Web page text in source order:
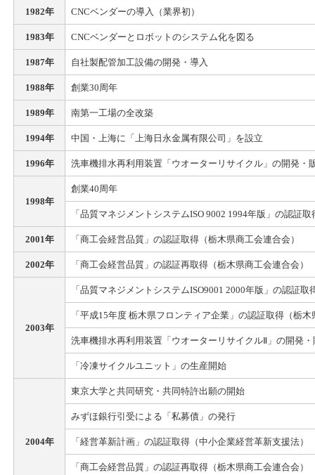
1982年 CNCベンダーの導入（業界初）
1983年 CNCベンダーとロボットのシステム化を図る
1987年 自社製配管加工設備の開発・導入
1988年 創業30周年
1989年 南第一工場の全改築
1994年 中国・上海に「上海日永金属有限公司」を設立
1996年 洗車機排水再利用装置「ウオーターリサイクル」の開発・
1998年
創業40周年
「品質マネジメントシステムISO 9002 1994年版」の認証取
2001年 「商工会経営品質」の認証取得（栃木県商工会連合会）
2002年 「商工会経営品質」の認証再取得（栃木県商工会連合会）
2003年
「品質マネジメントシステムISO9001 2000年版」の認証取
「平成15年度 栃木県フロンティア企業」の認証取得（栃
洗車機排水再利用装置「ウオーターリサイクルⅡ」の開発
「冷凍サイクルユニット」の生産開始
2004年
東京大学と共同研究・共同特許出願の開始
みずほ銀行引受による「私募債」の発行
「経営革新計画」の認証取得（中小企業経営革新支援法）
「商工会経営品質」の認証再取得（栃木県商工会連合会）